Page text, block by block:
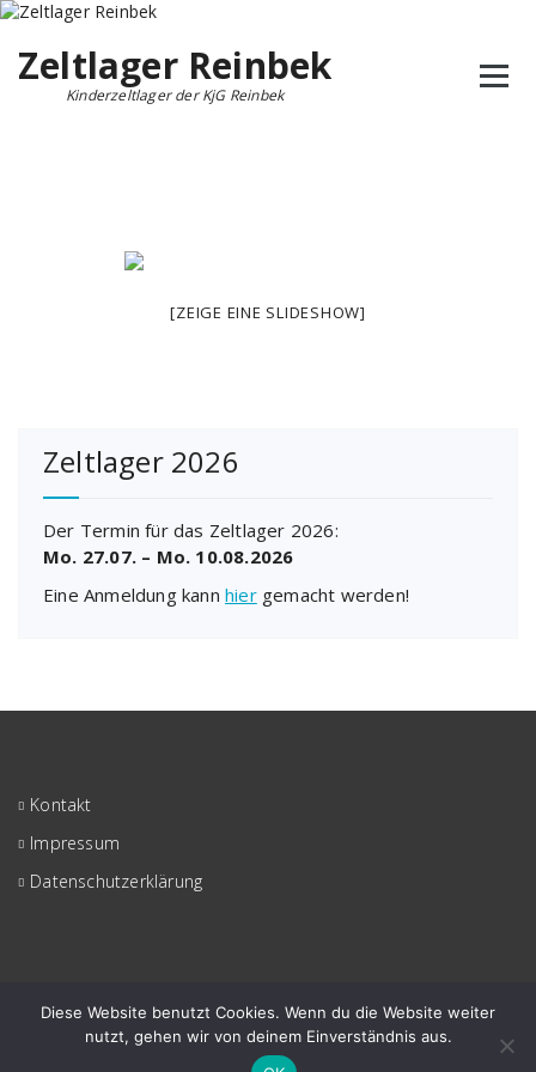
Zum
springen
Zeltlager Reinbek
Kinderzeltlager der KjG Reinbek
[ZEIGE EINE SLIDESHOW]
Zeltlager 2026
Der Termin für das Zeltlager 2026:
Mo. 27.07. – Mo. 10.08.2026
Eine Anmeldung kann hiergemacht werden!
Kontakt
Impressum
Datenschutzerklärung
© KjG Reinbek
Diese Website benutzt Cookies. Wenn du die Website weiter
nutzt, gehen wir von deinem Einverständnis aus.